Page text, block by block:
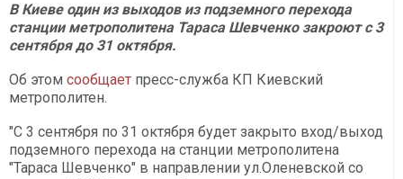
В Киеве один из выходов из подземного перехода
станции метрополитена Тараса Шевченко закроют с 3
сентября до 31 октября.
Об этом сообщает пресс-служба КП Киевский
метрополитен.
"С 3 сентября по 31 октября будет закрыто вход/выход
подземного перехода на станции метрополитена
"Тараса Шевченко" в направлении ул.Оленевской со